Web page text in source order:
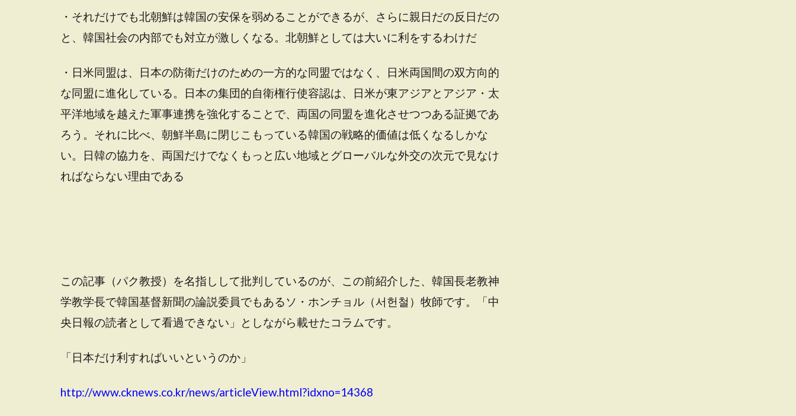
・それだけでも北朝鮮は韓国の安保を弱めることができるが、さらに親日だの反日だの
と、韓国社会の内部でも対立が激しくなる。北朝鮮としては大いに利をするわけだ
・日米同盟は、日本の防衛だけのための一方的な同盟ではなく、日米両国間の双方向的
な同盟に進化している。日本の集団的自衛権行使容認は、日米が東アジアとアジア・太
平洋地域を越えた軍事連携を強化することで、両国の同盟を進化させつつある証拠であ
ろう。それに比べ、朝鮮半島に閉じこもっている韓国の戦略的価値は低くなるしかな
い。日韓の協力を、両国だけでなくもっと広い地域とグローバルな外交の次元で見なけ
ればならない理由である
この記事（パク教授）を名指しして批判しているのが、この前紹介した、韓国長老教神
学教学長で韓国基督新聞の論説委員でもあるソ・ホンチョル（서헌철）牧師です。「中
央日報の読者として看過できない」としながら載せたコラムです。
「日本だけ利すればいいというのか」
http://www.cknews.co.kr/news/articleView.html?idxno=14368